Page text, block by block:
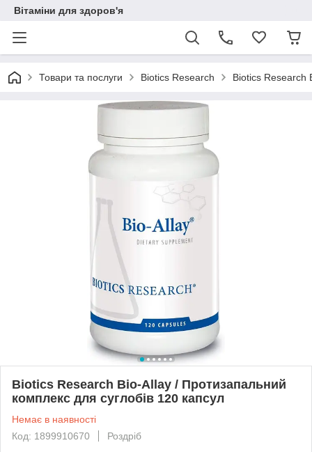
Вітаміни для здоров'я
Товари та послуги Biotics Research Biotics Research
Biotics Research Bio-Allay / Протизапальний
комплекс для суглобів 120 капсул
Немає в наявності
Код: 1899910670
Роздріб